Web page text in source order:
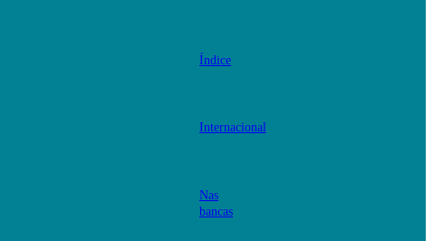
Índice
Internacional
Nas
bancas